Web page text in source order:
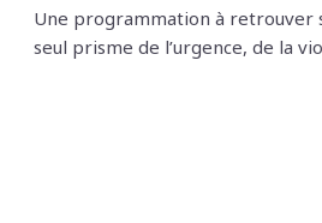
Une programmation à retrouver
seul prisme de l’urgence, de la